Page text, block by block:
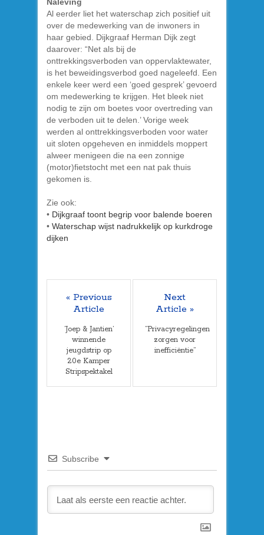
Al eerder liet het waterschap zich positief uit
over de medewerking van de inwoners in
haar gebied. Dijkgraaf Herman Dijk zegt
daarover: “Net als bij de
onttrekkingsverboden van oppervlaktewater,
is het beweidingsverbod goed nageleefd. Een
enkele keer werd een ‘goed gesprek’ gevoerd
om medewerking te krijgen. Het bleek niet
nodig te zijn om boetes voor overtreding van
de verboden uit te delen.’ Vorige week
werden al onttrekkingsverboden voor water
uit sloten opgeheven en inmiddels moppert
alweer menigeen die na een zonnige
(motor)fietstocht met een nat pak thuis
gekomen is.
Zie ook:
• Dijkgraaf toont begrip voor balende boeren
• Waterschap wijst nadrukkelijk op kurkdroge
dijken
« Previous
Article
’Joep & Jantien’
winnende
jeugdstrip op
20e Kamper
Stripspektakel
Next
Article »
”Privacyregelingen
zorgen voor
inefficiëntie”
Subscribe